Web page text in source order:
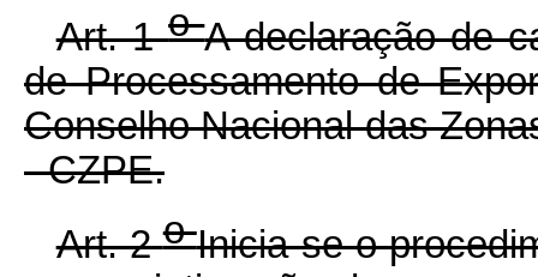
Art. 1oA declaração de
de Processamento de
Conselho Nacional das
- CZPE.
Art. 2oInicia-se o